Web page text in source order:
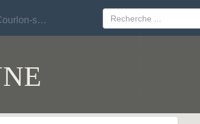
Courlon-sur-Yonne
Courlon-sur-Yonne